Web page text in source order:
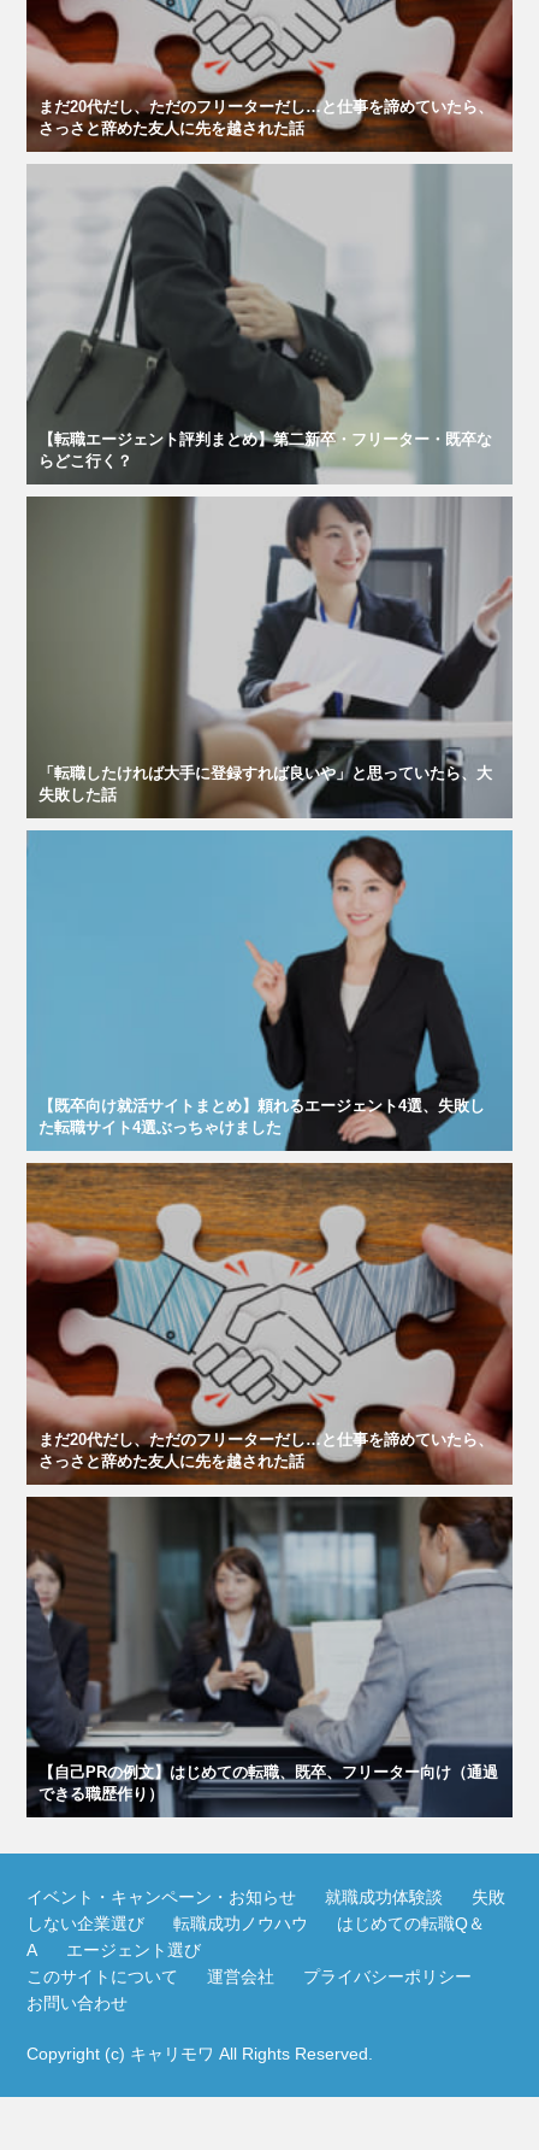
まだ20代だし、ただのフリーターだし…と仕事を諦めていたら、
さっさと辞めた友人に先を越された話
【転職エージェント評判まとめ】第二新卒・フリーター・既卒な
らどこ行く？
「転職したければ大手に登録すれば良いや」と思っていたら、大
失敗した話
【既卒向け就活サイトまとめ】頼れるエージェント4選、失敗し
た転職サイト4選ぶっちゃけました
まだ20代だし、ただのフリーターだし…と仕事を諦めていたら、
さっさと辞めた友人に先を越された話
【自己PRの例文】はじめての転職、既卒、フリーター向け（通過
できる職歴作り）
イベント・キャンペーン・お知らせ 就職成功体験談
失敗
しない企業選び
転職成功ノウハウ
はじめての転職Q＆
A
エージェント選び
このサイトについて
運営会社
プライバシーポリシー
お問い合わせ
Copyright (c) キャリモワ All Rights Reserved.